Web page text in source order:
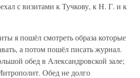
с визитами к Тучкову, к Н. Г. и к
я пошёл смотреть образа которые
а потом пошёл писать журнал.
обед в Александровской зале;
Обед не долго